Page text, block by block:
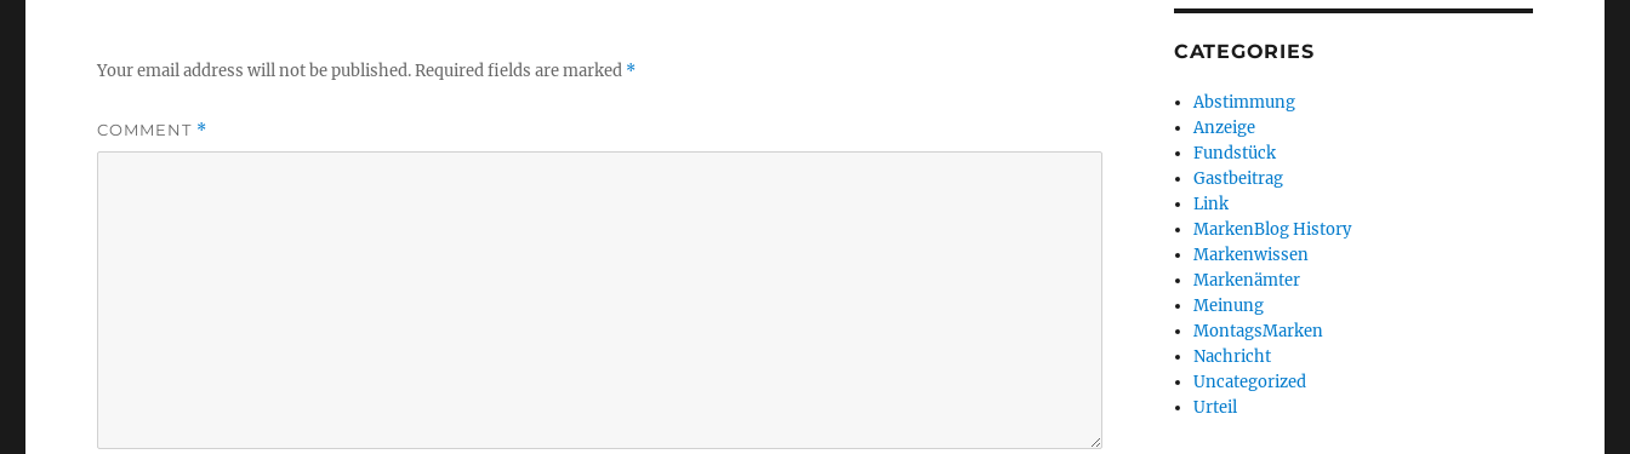
Your email address will not be published.Required fields are marked *
COMMENT *
CATEGORIES
Abstimmung
Anzeige
Fundstück
Gastbeitrag
Link
MarkenBlog History
Markenwissen
Markenämter
Meinung
MontagsMarken
Nachricht
Uncategorized
Urteil